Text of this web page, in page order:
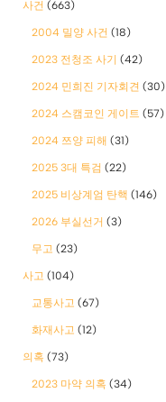
사건 (663)
2004 밀양 사건 (18)
2023 전청조 사기 (42)
2024 민희진 기자회견 (30)
2024 스캠코인 게이트 (57)
2024 쯔양 피해 (31)
2025 3대 특검 (22)
2025 비상계엄 탄핵 (146)
2026 부실선거 (3)
무고 (23)
사고 (104)
교통사고 (67)
화재사고 (12)
의혹 (73)
2023 마약 의혹 (34)